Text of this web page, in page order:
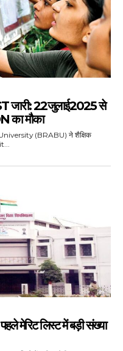
जारी: 22 जुलाई 2025 से
का मौका
(BRABU) ने शैक्षिक
मेरिट लिस्ट में बड़ी संख्या